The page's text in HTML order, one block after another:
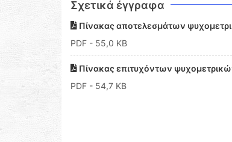
Σχετικά έγγραφα
Πίνακας αποτελεσμάτων
PDF - 55,0 KB
Πίνακας επιτυχόντων
PDF - 54,7 KB